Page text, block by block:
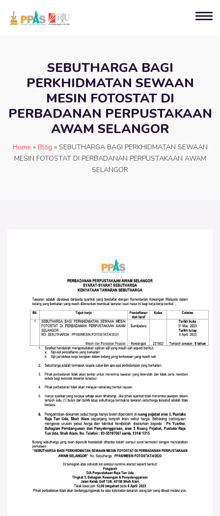
SEBUTHARGA BAGI
PERKHIDMATAN SEWAAN
MESIN FOTOSTAT DI
PERBADANAN PERPUSTAKAAN
AWAM SELANGOR
Home » Blog » SEBUTHARGA BAGI PERKHIDMATAN SEWAAN
MESIN FOTOSTAT DI PERBADANAN PERPUSTAKAAN AWAM
SELANGOR